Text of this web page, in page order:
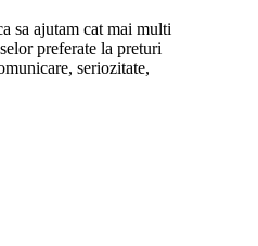
sa ajutam cat mai multi
preferate la preturi
seriozitate,